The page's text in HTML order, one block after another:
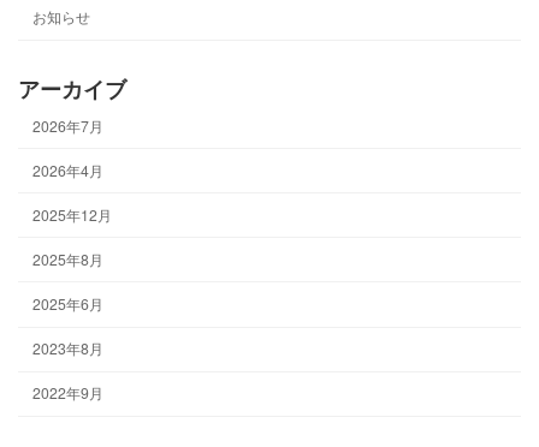
お知らせ
アーカイブ
2026年7月
2026年4月
2025年12月
2025年8月
2025年6月
2023年8月
2022年9月